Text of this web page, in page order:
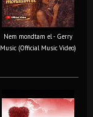
Nem mondtam el - Gerry
Music (Official Music Video)